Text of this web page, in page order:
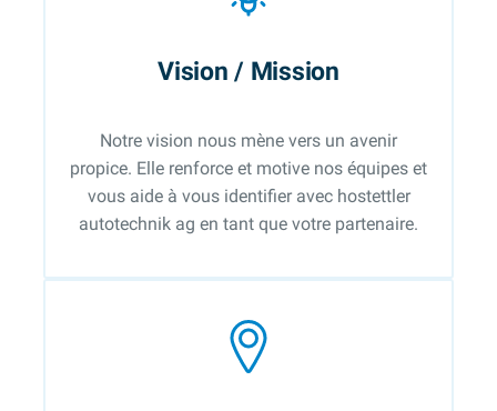
Vision/ Mission
Notre vision nous mène vers un avenir
propice. Elle renforce et motive nos équipes et
vous aide à vous identifier avec hostettler
autotechnik ag en tant que votre partenaire.